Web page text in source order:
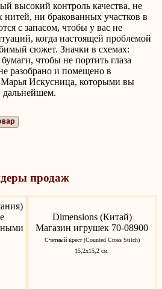
высокий контроль качества, не
нитей, ни бракованных участков в
с запасом, чтобы у вас не
когда настоящей проблемой
сюжет. Значки в схемах:
чтобы не портить глаза
разобрано и помещено в
Искусница, которыми вы
дальнейшем.
продаж
Dimensions (Китай)
Магазин игрушек 70-08900
Счетный крест (Counted Cross Stitch)
15,2x15,2 см.